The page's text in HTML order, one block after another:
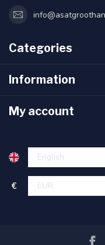
Categories
Information
My account
€